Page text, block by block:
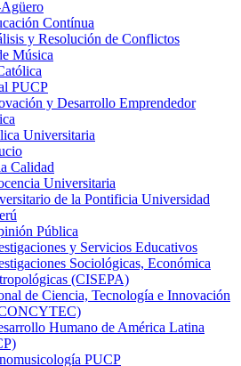
Contínua
y Resolución de Conflictos
Música
PUCP
y Desarrollo Emprendedor
Universitaria
Calidad
Universitaria
de la Pontificia Universidad
Pública
y Servicios Educativos
Sociológicas, Económica
(CISEPA)
de Ciencia, Tecnología e Innovación
Humano de América Latina
PUCP